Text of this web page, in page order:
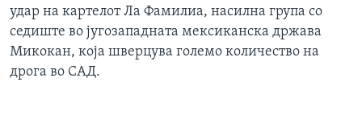
удар на картелот Ла Фамилиа, насилна група со
седиште во југозападната мексиканска држава
Микокан, која шверцува големо количество на
дрога во САД.